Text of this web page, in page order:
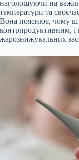
наголошуючи на
температури та
Вона пояснює, чому
контрпродуктивним, і
жарознижувальних